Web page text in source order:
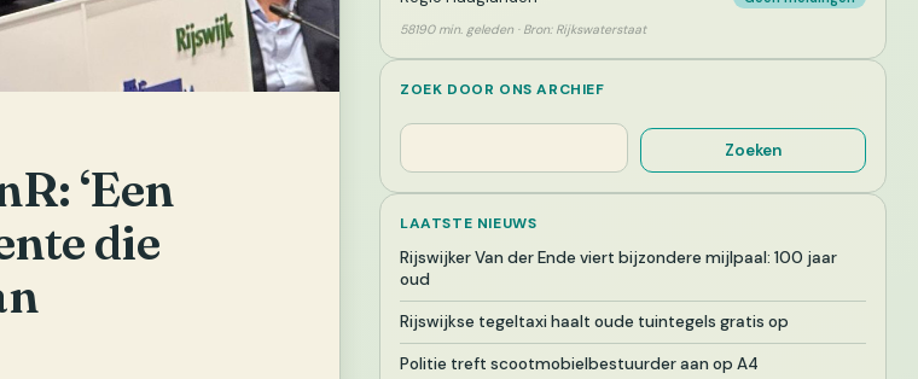
‘Een
die
58190 min. geleden · Bron: Rijkswaterstaat
ZOEK DOOR ONS ARCHIEF
Zoeken
Zoeken
LAATSTE NIEUWS
Rijswijker Van der Ende viert bijzondere mijlpaal: 100 jaar
oud
Rijswijkse tegeltaxi haalt oude tuintegels gratis op
Politie treft scootmobielbestuurder aan op A4